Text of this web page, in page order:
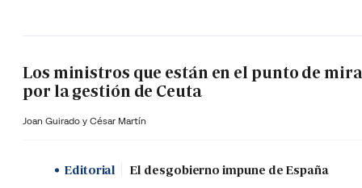
Los ministros que están en el punto de mira
por la gestión de Ceuta
Joan Guirado y César Martín
Editorial El desgobierno impune de España